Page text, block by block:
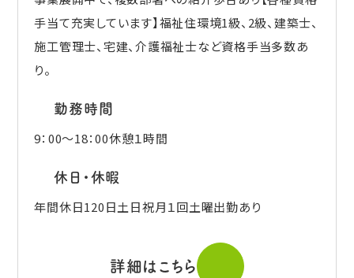
手当て充実しています】福祉住環境1級、2級、建築士、
施工管理士、宅建、介護福祉士など資格手当多数あ
り。
勤務時間
9：00～18：00休憩１時間
休日・休暇
年間休日120日土日祝月１回土曜出勤あり
詳細はこちら